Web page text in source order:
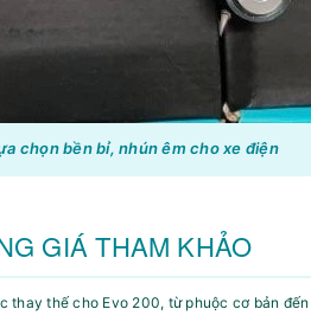
chọn bền bỉ, nhún êm cho xe điện
GIÁ THAM KHẢO
thế cho Evo 200, từ phuộc cơ bản